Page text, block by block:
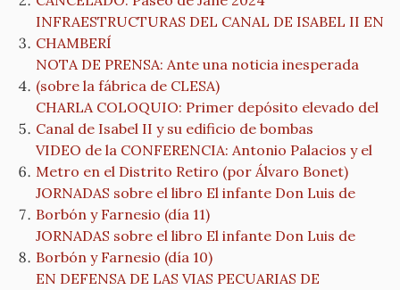
INFRAESTRUCTURAS DEL CANAL DE ISABEL II EN
CHAMBERÍ
NOTA DE PRENSA: Ante una noticia inesperada
(sobre la fábrica de CLESA)
CHARLA COLOQUIO: Primer depósito elevado del
Canal de Isabel II y su edificio de bombas
VIDEO de la CONFERENCIA: Antonio Palacios y el
Metro en el Distrito Retiro (por Álvaro Bonet)
JORNADAS sobre el libro El infante Don Luis de
Borbón y Farnesio (día 11)
JORNADAS sobre el libro El infante Don Luis de
Borbón y Farnesio (día 10)
EN DEFENSA DE LAS VIAS PECUARIAS DE